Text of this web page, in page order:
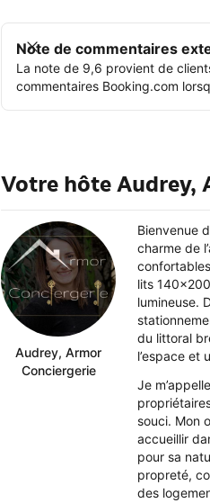
Note de commentaires
La note de 9,6 provient de
commentaires Booking.com
Votre hôte Audrey,
Audrey, Armor
Conciergerie
Bienvenue
charme de
lits
lumineuse.
du littoral
l’espace et
Je
souci. Mon
accueillir
pour sa
propreté,
des